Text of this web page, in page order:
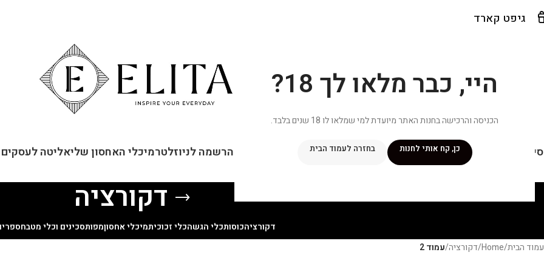
היי, כבר מלאו לך 18?
הכניסה והרכישה בחנות האתר מיועדת למי שמלאו לו 18 שנים בלבד.
כן, קח אותי לחנות בחזרה לעמוד הבית
גיפט קארד
שלי מתכוניםמנוי ״אליטה פלוס״חנותפרסומים במדיה הרשמה לניוזלטרמיכלי האחסון שליאליטה לעסקים
דקורציה
דקורציהכוסותכלי הגשהכלי זכוכיתמיכלי אחסוןמפותסכינים וכלי מטבח
עמוד הבית/
Home
/דקורציה/עמוד 2